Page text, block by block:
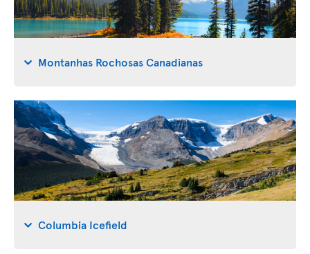
Montanhas Rochosas Canadianas
Columbia Icefield